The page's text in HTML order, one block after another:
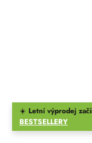
☀️ Letní výprodej
BESTSELLERY